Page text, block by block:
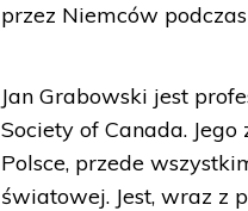
przez Niemców
Jan Grabowski jest
Society of Canada.
Polsce, przede
światowej. Jest, wraz z